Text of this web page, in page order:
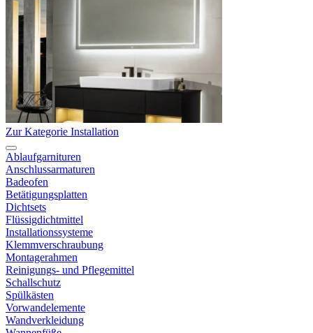
Zur Kategorie Installation
Ablaufgarnituren
Anschlussarmaturen
Badeofen
Betätigungsplatten
Dichtsets
Flüssigdichtmittel
Installationssysteme
Klemmverschraubung
Montagerahmen
Reinigungs- und Pflegemittel
Schallschutz
Spülkästen
Vorwandelemente
Wandverkleidung